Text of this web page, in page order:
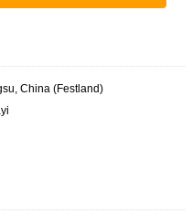
China (Festland)